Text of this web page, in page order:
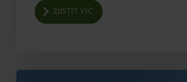
ZJISTIT VÍC